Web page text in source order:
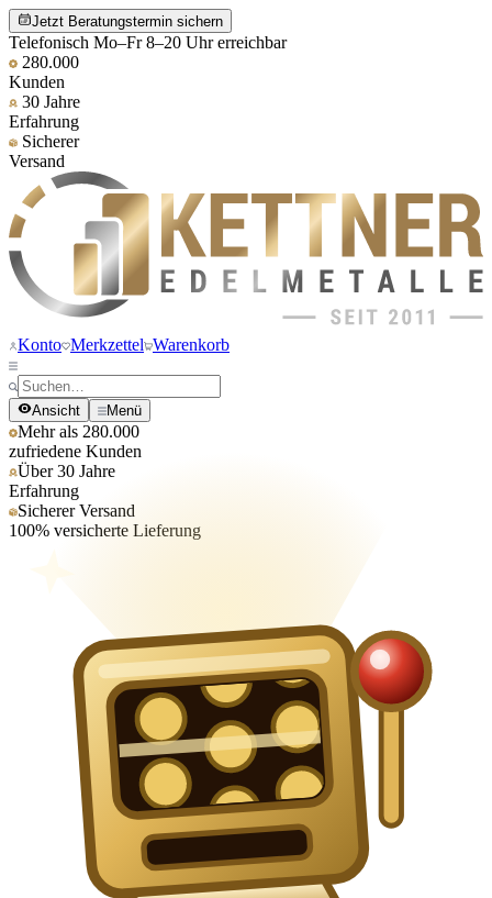
Jetzt Beratungstermin sichern
Telefonisch Mo–Fr 8–20 Uhr erreichbar
280.000
Kunden
30 Jahre
Erfahrung
Sicherer
Versand
Konto Merkzettel Warenkorb
Ansicht Menü
Mehr als 280.000
zufriedene Kunden
Über 30 Jahre
Erfahrung
Sicherer Versand
100% versicherte Lieferung